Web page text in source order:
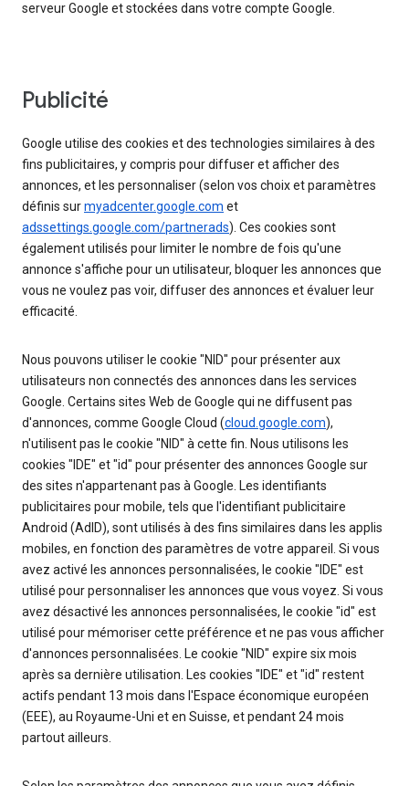
serveur Google et stockées dans votre compte Google.
Publicité
Google utilise des cookies et des technologies similaires à des
fins publicitaires, y compris pour diffuser et afficher des
annonces, et les personnaliser (selon vos choix et paramètres
définis surmyadcenter.google.com et
adssettings.google.com/partnerads). Ces cookies sont
également utilisés pour limiter le nombre de fois qu'une
annonce s'affiche pour un utilisateur, bloquer les annonces que
vous ne voulez pas voir, diffuser des annonces et évaluer leur
efficacité.
Nous pouvons utiliser le cookie "NID" pour présenter aux
utilisateurs non connectés des annonces dans les services
Google. Certains sites Web de Google qui ne diffusent pas
d'annonces, comme Google Cloud (cloud.google.com),
n'utilisent pas le cookie "NID" à cette fin. Nous utilisons les
cookies "IDE" et "id" pour présenter des annonces Google sur
des sites n'appartenant pas à Google. Les identifiants
publicitaires pour mobile, tels que l'identifiant publicitaire
Android (AdID), sont utilisés à des fins similaires dans les applis
mobiles, en fonction des paramètres de votre appareil. Si vous
avez activé les annonces personnalisées, le cookie "IDE" est
utilisé pour personnaliser les annonces que vous voyez. Si vous
avez désactivé les annonces personnalisées, le cookie "id" est
utilisé pour mémoriser cette préférence et ne pas vous afficher
d'annonces personnalisées. Le cookie "NID" expire six mois
après sa dernière utilisation. Les cookies "IDE" et "id" restent
actifs pendant 13 mois dans l'Espace économique européen
(EEE), au Royaume-Uni et en Suisse, et pendant 24 mois
partout ailleurs.